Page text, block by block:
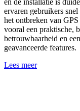
ervaren gebruikers
het ontbreken van
vooral een praktische,
betrouwbaarheid en
geavanceerde features.
Lees meer